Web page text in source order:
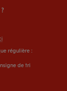
régulière :
de tri